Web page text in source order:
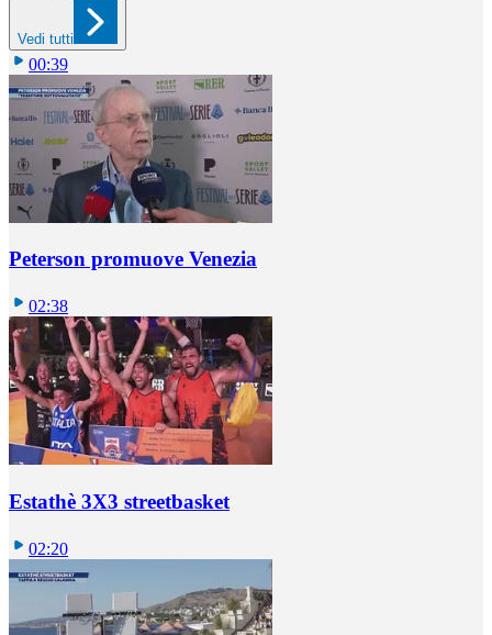
Vedi tutti
00:39
Peterson promuove Venezia
02:38
Estathè 3X3 streetbasket
02:20